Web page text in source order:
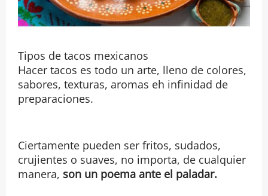
Tipos de tacos mexicanos
Hacer tacos es todo un arte, lleno de colores,
sabores, texturas, aromas eh infinidad de
preparaciones.
Ciertamente pueden ser fritos, sudados,
crujientes o suaves, no importa, de cualquier
manera, son un poema ante el paladar.